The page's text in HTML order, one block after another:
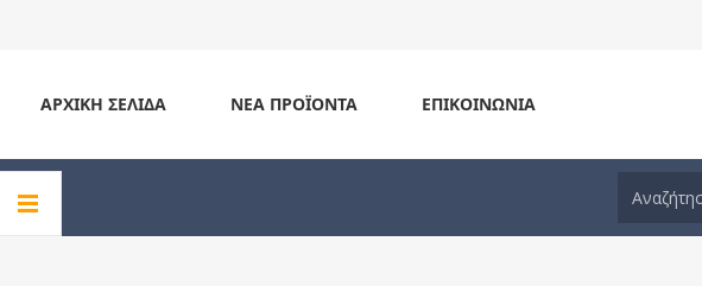
ΑΡΧΙΚΉ ΣΕΛΊΔΑ ΝΈΑ ΠΡΟΪΌΝΤΑ ΕΠΙΚΟΙΝΩΝΊΑ